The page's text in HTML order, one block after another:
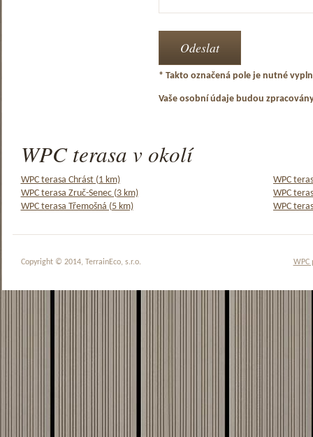
* Takto označená pole je nutné
Vaše osobní údaje budou
WPC terasa v okolí
WPC terasa Chrást (1 km)
WPC
WPC terasa Zruč-Senec (3 km)
WPC
WPC terasa Třemošná (5 km)
WPC
WPC
Copyright © 2014, TerrainEco, s.r.o.